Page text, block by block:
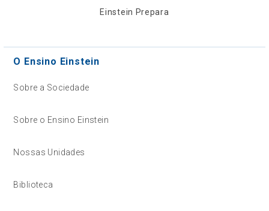
Einstein Prepara
O Ensino Einstein
Sobre a Sociedade
Sobre o Ensino Einstein
Nossas Unidades
Biblioteca